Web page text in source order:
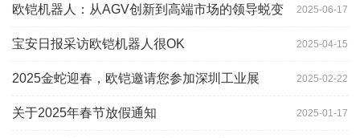
2025-06-17
欧铠机器人：从AGV创新到高端市场的领导蜕变
2025-04-15
宝安日报采访欧铠机器人很OK
2025-02-22
2025金蛇迎春，欧铠邀请您参加深圳工业展
2025-01-17
关于2025年春节放假通知